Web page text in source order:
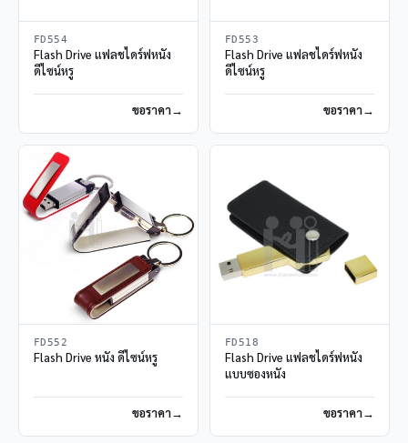
FD554
Flash Drive แฟลชไดร์ฟหนัง
ดีไซน์หรู
ขอราคา
FD553
Flash Drive แฟลชไดร์ฟหนัง
ดีไซน์หรู
ขอราคา
FD552
Flash Drive หนัง ดีไซน์หรู
ขอราคา
FD518
Flash Drive แฟลชไดร์ฟหนัง
แบบซองหนัง
ขอราคา